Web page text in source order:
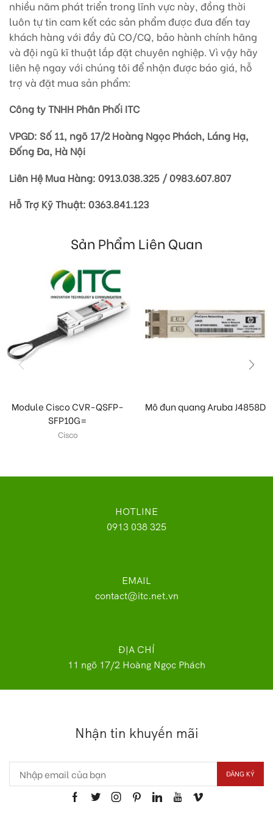
nhiều năm phát triển trong lĩnh vực này, đồng thời
luôn tự tin cam kết các sản phẩm được đưa đến tay
khách hàng với đầy đủ CO/CQ, bảo hành chính hãng
và đội ngũ kĩ thuật lắp đặt chuyên nghiệp. Vì vậy hãy
liên hệ ngay với chúng tôi để nhận được báo giá, hỗ
trợ và đặt mua sản phẩm:
Công ty TNHH Phân Phối ITC
VPGD: Số 11, ngõ 17/2 Hoàng Ngọc Phách, Láng Hạ,
Đống Đa, Hà Nội
Liên Hệ Mua Hàng: 0913.038.325 / 0983.607.807
Hỗ Trợ Kỹ Thuật: 0363.841.123
Sản Phẩm Liên Quan
Module Cisco CVR-QSFP-
SFP10G=
Cisco
Mô đun quang Aruba J4858D
HOTLINE
0913 038 325
EMAIL
contact@itc.net.vn
ĐỊA CHỈ
11 ngõ 17/2 Hoàng Ngọc Phách
Nhận tin khuyến mãi